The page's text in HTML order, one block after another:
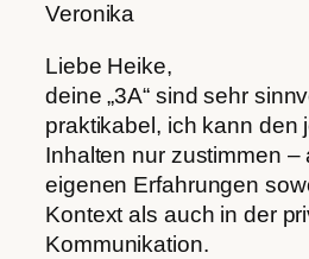
Veronika
Liebe Heike,
deine „3A“ sind sehr
praktikabel, ich kann den
Inhalten nur zustimmen –
eigenen Erfahrungen
Kontext als auch in der
Kommunikation.